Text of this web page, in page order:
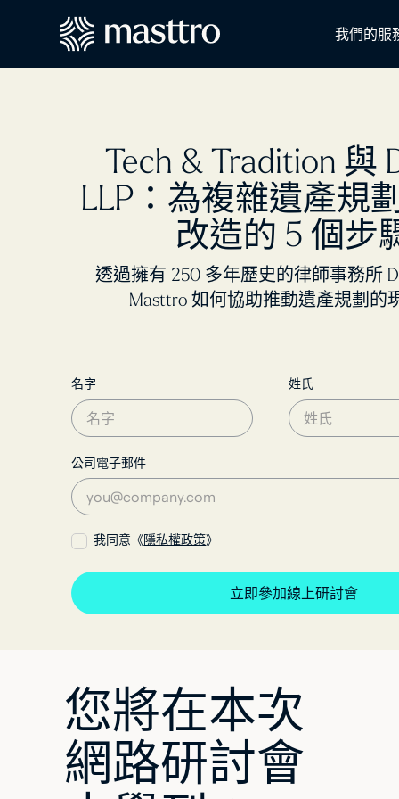
我們的服
Tech & Tradition 與
LLP：為複雜遺產規
改造的 5 個步
透過擁有 250 多年歷史的律師事務所
Masttro 如何協助推動遺產規劃的
名字 姓氏
公司電子郵件
我同意《隱私權政策》
您將在本次
網路研討會